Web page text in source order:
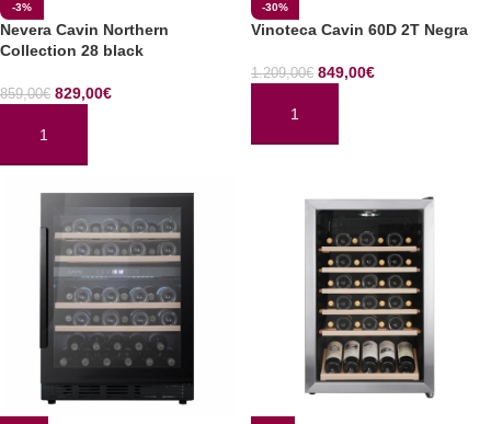
-3%
Nevera Cavin Northern
Collection 28 black
859,00€ 829,00€
AÑADIR AL CARRITO
-30%
Vinoteca Cavin 60D 2T Negra
1.209,00€ 849,00€
AÑADIR AL CARRITO